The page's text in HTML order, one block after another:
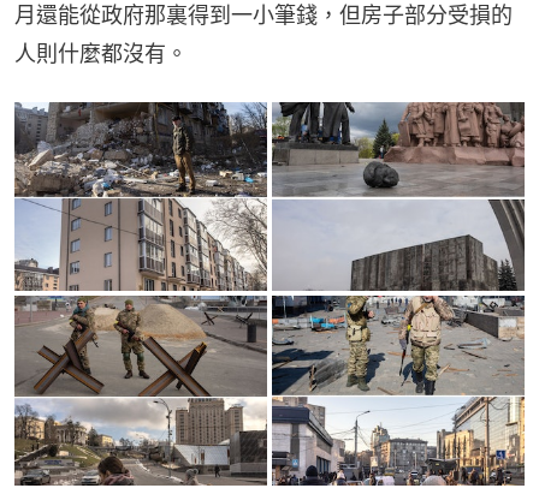
月還能從政府那裏得到一小筆錢，但房子部分受損的
人則什麼都沒有。